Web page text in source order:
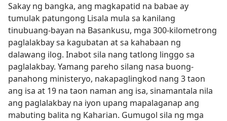
Sakay ng bangka, ang magkapatid na babae ay
tumulak patungong Lisala mula sa kanilang
tinubuang-bayan na Basankusu, mga 300-kilometrong
paglalakbay sa kagubatan at sa kahabaan ng
dalawang ilog. Inabot sila nang tatlong linggo sa
paglalakbay. Yamang pareho silang nasa buong-
panahong ministeryo, nakapaglingkod nang 3 taon
ang isa at 19 na taon naman ang isa, sinamantala nila
ang paglalakbay na iyon upang mapalaganap ang
mabuting balita ng Kaharian. Gumugol sila ng mga